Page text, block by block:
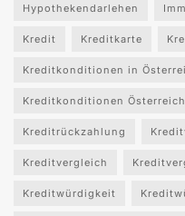
Hypothekendarlehen
Kredit Kreditkarte
Kreditkonditionen in
Kreditkonditionen Österreich
Kreditrückzahlung
Kreditvergleich
Kreditwürdigkeit